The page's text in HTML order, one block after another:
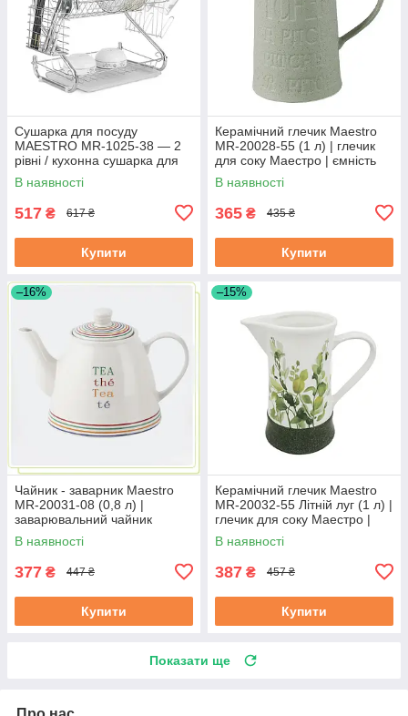
Сушарка для посуду
MAESTRO MR-1025-38 — 2
рівні / кухонна сушарка для
посуду Маестро
В наявності
517 ₴ 617 ₴
Купити
Керамічний глечик Maestro
MR-20028-55 (1 л) | глечик
для соку Маестро | ємність
для води Маестро
В наявності
365 ₴ 435 ₴
Купити
–16%
Чайник - заварник Maestro
MR-20031-08 (0,8 л) |
заварювальний чайник
Маестро | керамічний чайник
Маестро
В наявності
377 ₴ 447 ₴
Купити
–15%
Керамічний глечик Maestro
MR-20032-55 Літній луг (1 л) |
глечик для соку Маестро |
ємність для води Маестро
В наявності
387 ₴ 457 ₴
Купити
Показати ще